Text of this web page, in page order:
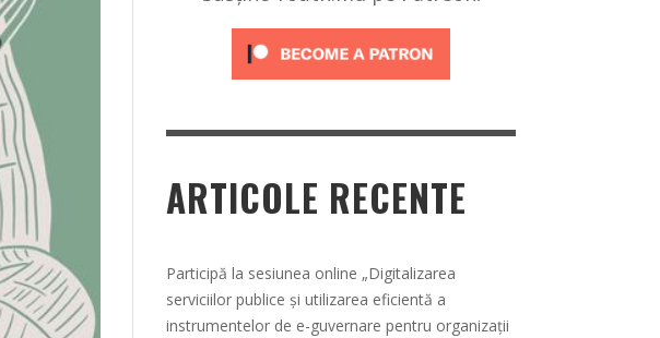
ARTICOLE RECENTE
Participă la sesiunea online „Digitalizarea
serviciilor publice și utilizarea eficientă a
instrumentelor de e-guvernare pentru organizații